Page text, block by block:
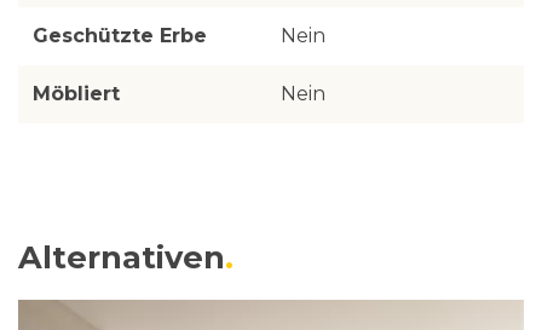
Geschützte Erbe Nein
Möbliert Nein
Alternativen